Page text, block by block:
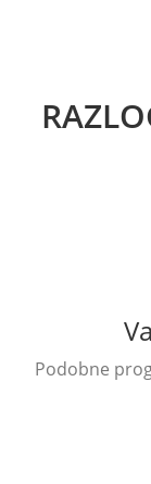
Podobne